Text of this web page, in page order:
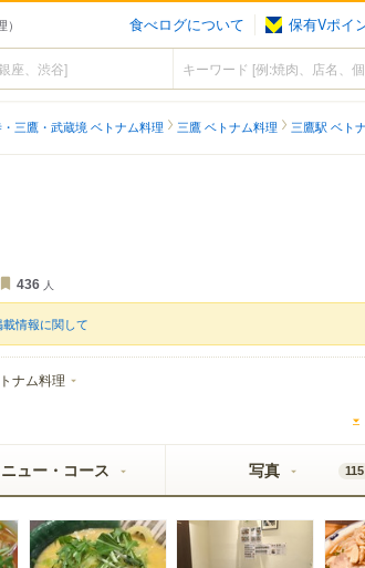
食べログについて 保有Vポイ
三鷹・武蔵境 ベトナム料理 三鷹 ベトナム料理 三鷹駅 ベト
436 人
情報に関して
ナム料理
ュー・コース 写真 115